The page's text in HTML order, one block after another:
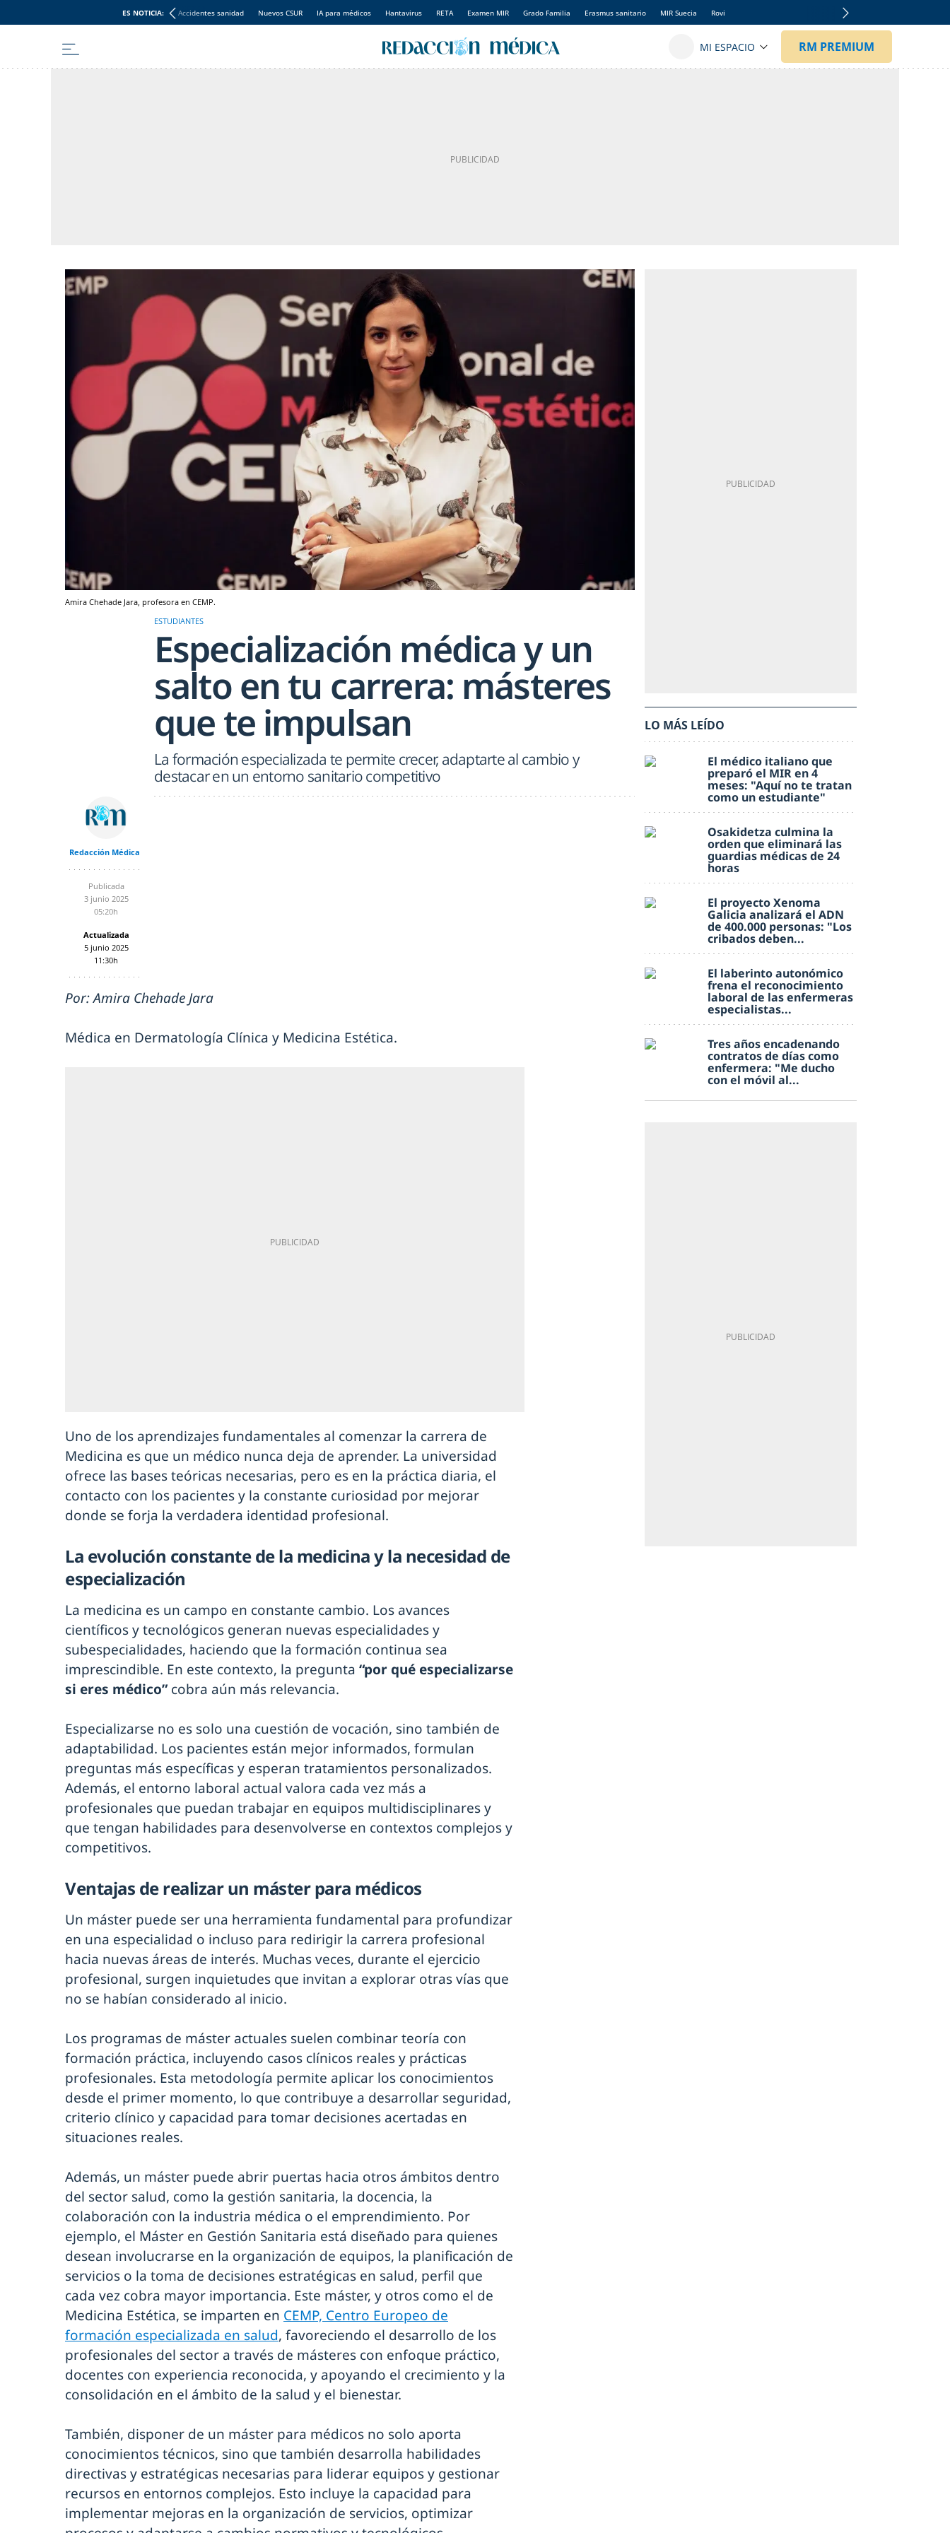
ES NOTICIA: Accidentes sanidad Nuevos CSUR IA para médicos Hantavirus RETA Examen MIR Grado Familia Erasmus sanitario MIR Suecia Rovi
Amira Chehade Jara, profesora en CEMP.
ESTUDIANTES
Especialización médica y un
salto en tu carrera: másteres
que te impulsan
La formación especializada te permite crecer, adaptarte al cambio y
destacar en un entorno sanitario competitivo
Redacción Médica
Publicada
3 junio 2025
05:20h
Actualizada
5 junio 2025
11:30h
Por: Amira Chehade Jara
Médica en Dermatología Clínica y Medicina Estética.
Uno de los aprendizajes fundamentales al comenzar la carrera de
Medicina es que un médico nunca deja de aprender. La universidad
ofrece las bases teóricas necesarias, pero es en la práctica diaria, el
contacto con los pacientes y la constante curiosidad por mejorar
donde se forja la verdadera identidad profesional.
La evolución constante de la medicina y la necesidad de
especialización
La medicina es un campo en constante cambio. Los avances
científicos y tecnológicos generan nuevas especialidades y
subespecialidades, haciendo que la formación continua sea
imprescindible. En este contexto, la pregunta “por qué especializarse
si eres médico” cobra aún más relevancia.
Especializarse no es solo una cuestión de vocación, sino también de
adaptabilidad. Los pacientes están mejor informados, formulan
preguntas más específicas y esperan tratamientos personalizados.
Además, el entorno laboral actual valora cada vez más a
profesionales que puedan trabajar en equipos multidisciplinares y
que tengan habilidades para desenvolverse en contextos complejos y
competitivos.
Ventajas de realizar un máster para médicos
Un máster puede ser una herramienta fundamental para profundizar
en una especialidad o incluso para redirigir la carrera profesional
hacia nuevas áreas de interés. Muchas veces, durante el ejercicio
profesional, surgen inquietudes que invitan a explorar otras vías que
no se habían considerado al inicio.
Los programas de máster actuales suelen combinar teoría con
formación práctica, incluyendo casos clínicos reales y prácticas
profesionales. Esta metodología permite aplicar los conocimientos
desde el primer momento, lo que contribuye a desarrollar seguridad,
criterio clínico y capacidad para tomar decisiones acertadas en
situaciones reales.
Además, un máster puede abrir puertas hacia otros ámbitos dentro
del sector salud, como la gestión sanitaria, la docencia, la
colaboración con la industria médica o el emprendimiento. Por
ejemplo, el Máster en Gestión Sanitaria está diseñado para quienes
desean involucrarse en la organización de equipos, la planificación de
servicios o la toma de decisiones estratégicas en salud, perfil que
cada vez cobra mayor importancia. Este máster, y otros como el de
Medicina Estética, se imparten en CEMP, Centro Europeo de
formación especializada en salud, favoreciendo el desarrollo de los
profesionales del sector a través de másteres con enfoque práctico,
docentes con experiencia reconocida, y apoyando el crecimiento y la
consolidación en el ámbito de la salud y el bienestar.
También, disponer de un máster para médicos no solo aporta
conocimientos técnicos, sino que también desarrolla habilidades
directivas y estratégicas necesarias para liderar equipos y gestionar
recursos en entornos complejos. Esto incluye la capacidad para
implementar mejoras en la organización de servicios, optimizar
LO MÁS LEÍDO
El médico italiano que
preparó el MIR en 4
meses: "Aquí no te tratan
como un estudiante"
Osakidetza culmina la
orden que eliminará las
guardias médicas de 24
horas
El proyecto Xenoma
Galicia analizará el ADN
de 400.000 personas: "Los
cribados deben...
El laberinto autonómico
frena el reconocimiento
laboral de las enfermeras
especialistas...
Tres años encadenando
contratos de días como
enfermera: "Me ducho
con el móvil al...